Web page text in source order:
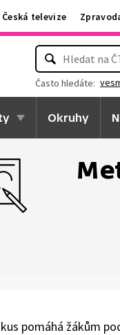
Česká televize
Často hledáte:
Okruhy
pomáhá žákům